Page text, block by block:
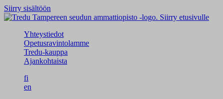
Siirry sisältöön
Siirry etusivulle
Yhteystiedot
Opetusravintolamme
Tredu-kauppa
Ajankohtaista
fi
en